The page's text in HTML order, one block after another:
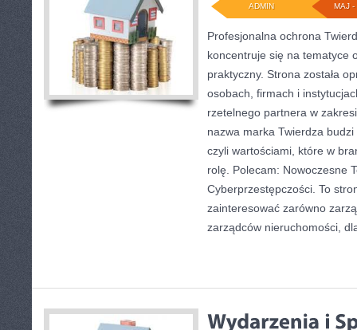
MAJ -
ADMIN
Profesjonalna ochrona
koncentruje się na tematyce
praktyczny. Strona została
osobach, firmach i
rzetelnego partnera w
nazwa marka Twierdza
czyli wartościami, które w
rolę. Polecam: Nowoczesne
Cyberprzestępczości. To
zainteresować zarówno
zarządców nieruchomości,